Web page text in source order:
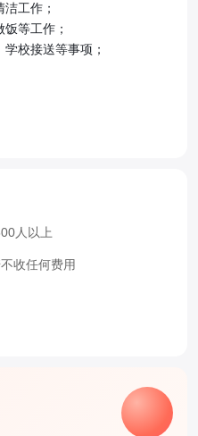
工作；
等工作；
校接送等事项；
人以上
收任何费用